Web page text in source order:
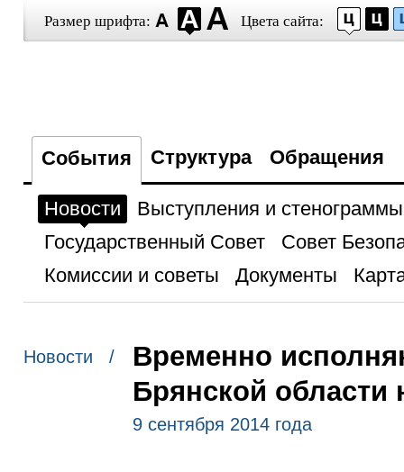
Размер шрифта: Цвета сайта:
События Структура Обращения
Новости
Выступления и стенограммы
Государственный Совет
Совет
Комиссии и советы
Документы
Новости /
Временно
Брянской области
9 сентября 2014 года